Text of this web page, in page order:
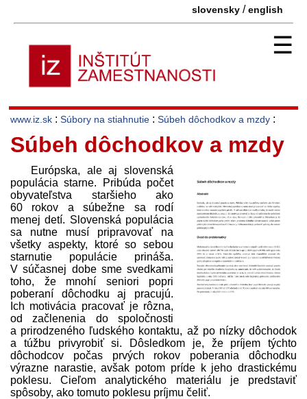
slovensky /english
☰
www.iz.sk : Súbory na stiahnutie : Súbeh dôchodkov a mzdy :
Súbeh dôchodkov a mzdy
Európska, ale aj slovenská
populácia starne. Pribúda počet
obyvateľstva staršieho ako
60 rokov a súbežne sa rodí
menej detí. Slovenská populácia
sa nutne musí pripravovať na
všetky aspekty, ktoré so sebou
starnutie populácie prináša.
V súčasnej dobe sme svedkami
toho, že mnohí seniori popri
poberaní dôchodku aj pracujú.
Ich motivácia pracovať je rôzna,
od začlenenia do spoločnosti
a prirodzeného ľudského kontaktu, až po nízky dôchodok
a túžbu privyrobiť si. Dôsledkom je, že príjem týchto
dôchodcov počas prvých rokov poberania dôchodku
výrazne narastie, avšak potom príde k jeho drastickému
poklesu. Cieľom analytického materiálu je pred­staviť
spôsoby, ako tomuto poklesu príjmu čeliť.